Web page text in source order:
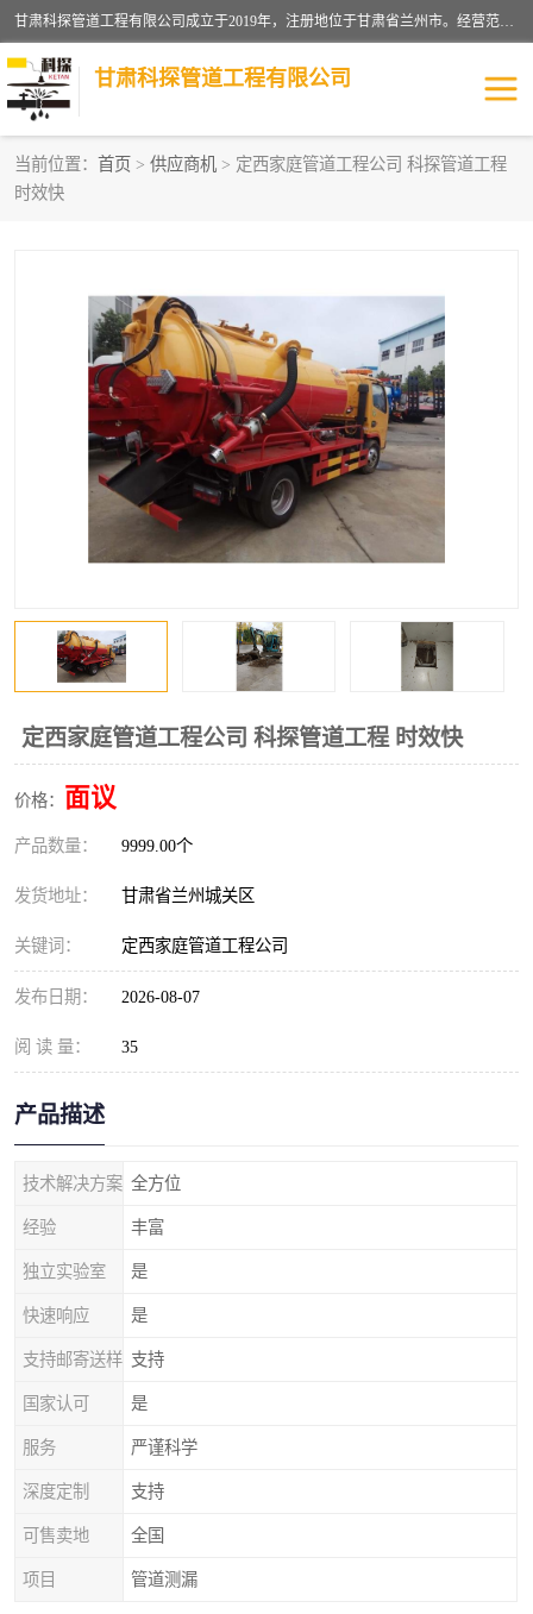
甘肃科探管道工程有限公司成立于2019年，注册地位于甘肃省兰州市。经营范围包括管道安装、清洗、疏通、维修、检测，防水工程，工程钻孔，化粪池清理，暖气安装，给排水管道安装维修，室内外管道如消防、供水、供热管道漏水检测定位，室内外防水堵漏等。
甘肃科探管道工程有限公司
当前位置： 首页 > 供应商机 > 定西家庭管道工程公司 科探管道工程
时效快
定西家庭管道工程公司 科探管道工程 时效快
价格： 面议
产品数量： 9999.00个
发货地址： 甘肃省兰州城关区
关键词： 定西家庭管道工程公司
发布日期： 2026-08-07
阅 读 量： 35
产品描述
技术解决方案 全方位
经验 丰富
独立实验室 是
快速响应 是
支持邮寄送样 支持
国家认可 是
服务 严谨科学
深度定制 支持
可售卖地 全国
项目 管道测漏
管道安装维修
供热管道漏水 排水管道漏水
自来水管漏水 管道疏通
高压车疏通清淤